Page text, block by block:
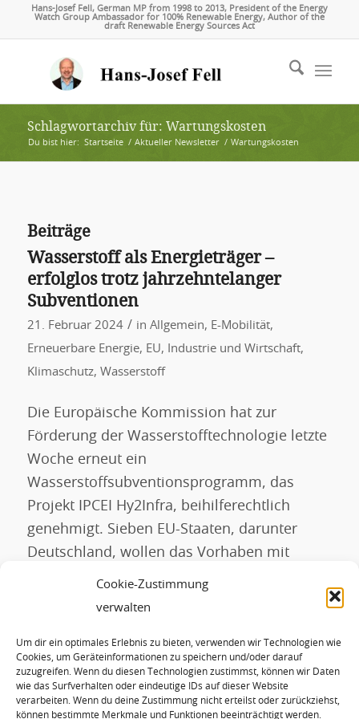
Cookie-Zustimmung
verwalten
Um dir ein optimales Erlebnis zu bieten, verwenden wir Technologien wie
Cookies, um Geräteinformationen zu speichern und/oder darauf
zuzugreifen. Wenn du diesen Technologien zustimmst, können wir Daten
wie das Surfverhalten oder eindeutige IDs auf dieser Website
verarbeiten. Wenn du deine Zustimmung nicht erteilst oder zurückziehst,
können bestimmte Merkmale und Funktionen beeinträchtigt werden.
Hans-Josef Fell, German MP from 1998 to 2013, President of the Energy
Watch Group Ambassador for 100% Renewable Energy, Author of the
draft Renewable Energy Sources Act
Schlagwortarchiv für: Wartungskosten
Du bist hier: Startseite / Aktueller Newsletter / Wartungskosten
Beiträge
Wasserstoff als Energieträger –
erfolglos trotz jahrzehntelanger
Subventionen
21. Februar 2024 / in Allgemein, E-Mobilität,
Erneuerbare Energie, EU, Industrie und Wirtschaft,
Klimaschutz, Wasserstoff
Die Europäische Kommission hat zur
Förderung der Wasserstofftechnologie letzte
Woche erneut ein
Wasserstoffsubventionsprogramm, das
Projekt IPCEI Hy2Infra, beihilferechtlich
genehmigt. Sieben EU-Staaten, darunter
Deutschland, wollen das Vorhaben mit
öffentlichen Mitteln in Höhe von bis zu 6,9
Milliarden Euro unterstützen. Dies soll
Milliarden Euro auslösen. IPCEI Hy2Infra soll
einen großen Teil der […]